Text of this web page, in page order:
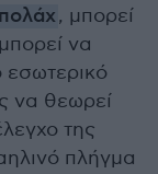
, μπορεί
να
εσωτερικό
να θεωρεί
της
πλήγμα